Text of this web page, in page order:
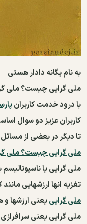
به نام یگانه دادار هستی
ملی گرایی چیست؟ ملی
با درود خدمت کاربران
کاربران عزیز دو سوال
تا دیگر در بعضی از
ملی گرایی چیست؟ ملی
ملی گرایی یا
تغزیه انها ارزشهایی
ملی گرایییعنی ارزشها و
ملی گرایی یعنی